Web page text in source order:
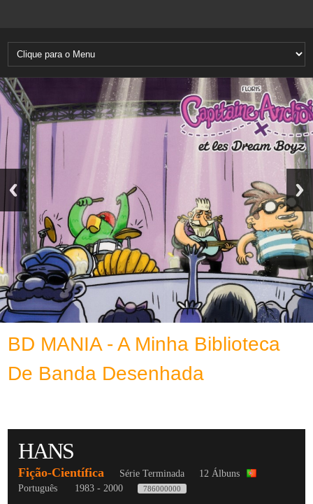
BD MANIA - A Minha Biblioteca
De Banda Desenhada
HANS
Fição-Científica Série Terminada
12 Álbuns
Português
1983 - 2000 786000000